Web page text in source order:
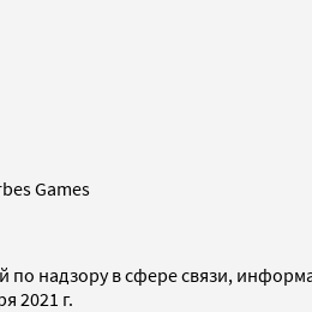
Games
по надзору в сфере связи,
2021 г.